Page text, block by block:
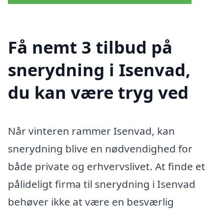
Få nemt 3 tilbud på
snerydning i Isenvad,
du kan være tryg ved
Når vinteren rammer Isenvad, kan
snerydning blive en nødvendighed for
både private og erhvervslivet. At finde et
pålideligt firma til snerydning i Isenvad
behøver ikke at være en besværlig